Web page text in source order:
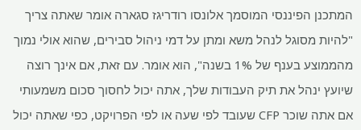
המתכנן הפיננסי המוסמך אלונסו רודריגז סגארה אומר שאתה צריך
"להיות מסוגל לנהל משא ומתן על דמי ניהול סבירים, שהוא אולי נמוך
מהממוצע בענף של 1% בשנה", הוא אומר. עם זאת, אם אינך רוצה
שיועץ ינהל את תיק העבודות שלך, אתה יכול לחסוך סכום משמעותי
אם אתה שוכר CFP שעובד לפי שעה או לפי הפרויקט, כפי שאתה יכול